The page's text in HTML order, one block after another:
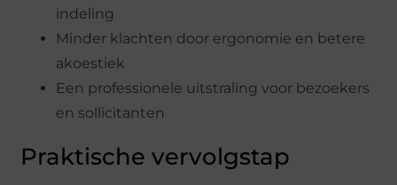
indeling
Minder klachten door ergonomie en betere
akoestiek
Een professionele uitstraling voor bezoekers
en sollicitanten
Praktische vervolgstap